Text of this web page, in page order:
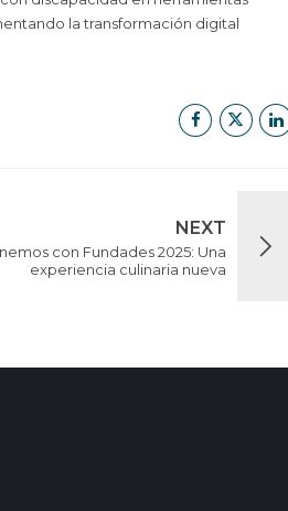
la transformación digital
NEXT
con Fundades 2025: Una
experiencia culinaria nueva